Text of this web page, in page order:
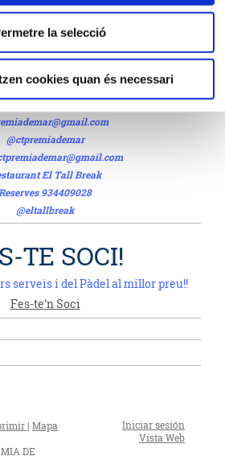
la selecció
cookies quan és necessari
TENNIS PREMIÀ DE MAR
Torrent Castells, 23
93 752 39 40
Mòbil 692231496
@ctpremiademar
El Tall Break
Reserves 934409028
@eltallbreak
TE SOCI!
serveis i del Pàdel al millor preu!!
Fes-te'n Soci
| Mapa
DE
Iniciar sesión
Vista Web